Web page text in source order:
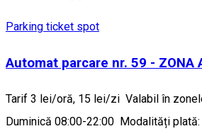
Parking ticket spot
Automat parcare nr. 59 - ZONA
Tarif 3 lei/oră, 15 lei/zi Valabil în
Duminică 08:00-22:00 Modalități